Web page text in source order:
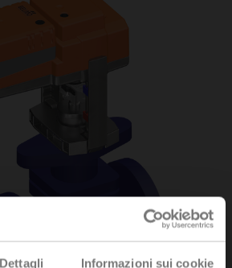
Dettagli Informazioni sui cookie